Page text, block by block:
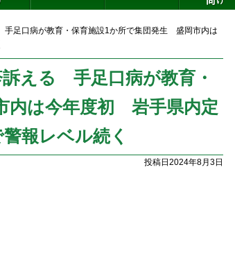
足口病が教育・保育施設1か所で集団発生 盛岡市内は
える 手足口病が教育・
内は今年度初 岩手県内定
報レベル続く
投稿日2024年8月3日